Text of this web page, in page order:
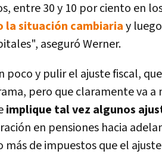
entre 30 y 10 por ciento en
la situación cambiariay
aseguró Werner.
y pulir el ajuste fiscal,
pero que claramente va a
implique tal vez algunos
en pensiones hacia
de impuestos que el